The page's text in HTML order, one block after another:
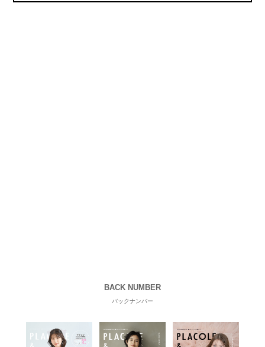
BACK NUMBER
バックナンバー